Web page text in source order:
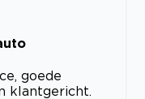
goede
klantgericht.